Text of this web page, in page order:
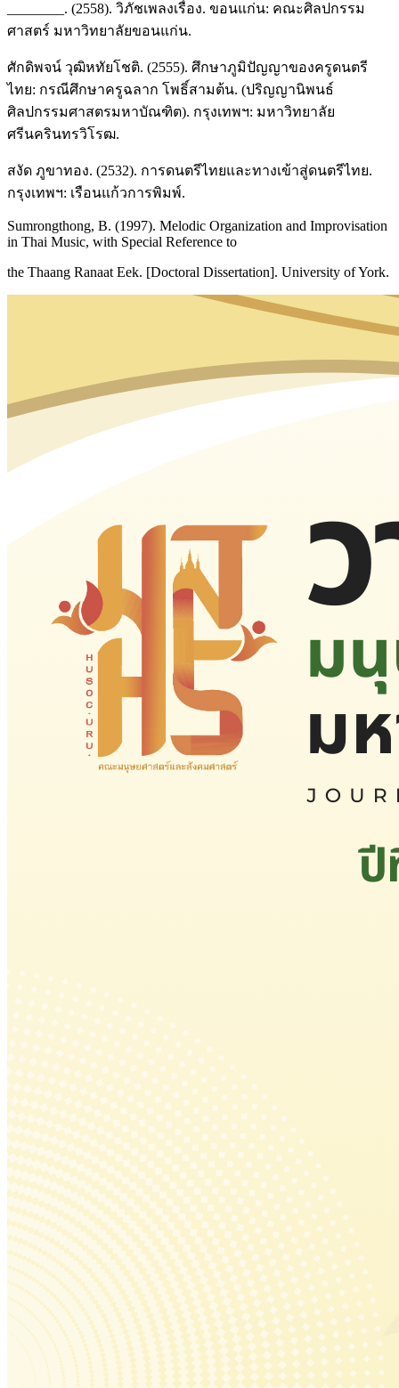
________. (2558). วิภัชเพลงเรื่อง. ขอนแก่น: คณะศิลปกรรม
ศาสตร์ มหาวิทยาลัยขอนแก่น.
ศักดิพจน์ วุฒิหทัยโชติ. (2555). ศึกษาภูมิปัญญาของครูดนตรี
ไทย: กรณีศึกษาครูฉลาก โพธิ์สามต้น. (ปริญญานิพนธ์
ศิลปกรรมศาสตรมหาบัณฑิต). กรุงเทพฯ: มหาวิทยาลัย
ศรีนครินทรวิโรฒ.
สงัด ภูขาทอง. (2532). การดนตรีไทยและทางเข้าสู่ดนตรีไทย.
กรุงเทพฯ: เรือนแก้วการพิมพ์.
Sumrongthong, B. (1997). Melodic Organization and Improvisation
in Thai Music, with Special Reference to
the Thaang Ranaat Eek. [Doctoral Dissertation]. University of York.